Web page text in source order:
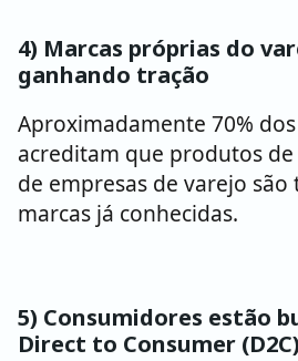
4) Marcas próprias do
ganhando tração
Aproximadamente 70%
acreditam que produtos
de empresas de varejo
marcas já conhecidas.
5) Consumidores estão
Direct to Consumer (D2C)